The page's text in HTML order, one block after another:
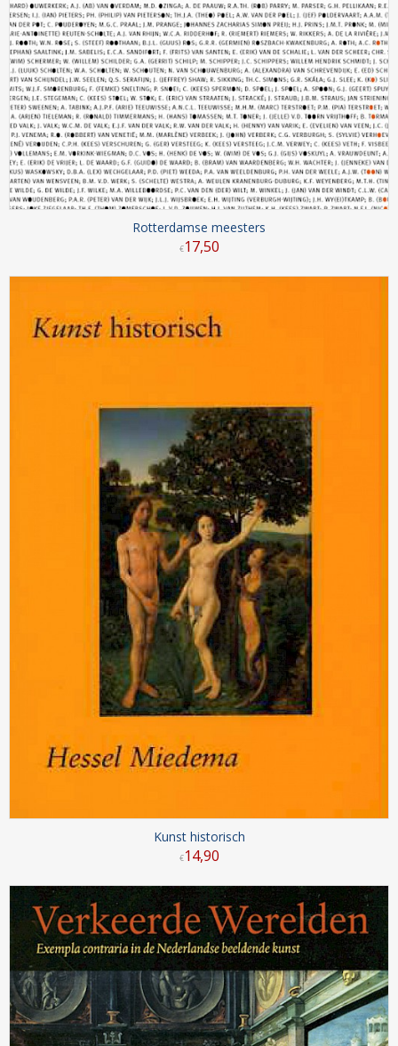
Rotterdamse meesters
€17,50
Kunst historisch
€14,90